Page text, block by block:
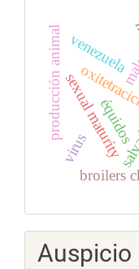
sexual maturity
producción animal
broilers
venezuela
virus
équidos
Auspicio